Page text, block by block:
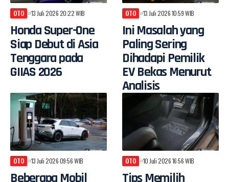
OTO 13 Juli 2026 20:22 WIB
Honda Super-One
Siap Debut di Asia
Tenggara pada
GIIAS 2026
OTO 13 Juli 2026 10:59 WIB
Ini Masalah yang
Paling Sering
Dihadapi Pemilik
EV Bekas Menurut
Analisis
OTO 13 Juli 2026 09:56 WIB
Beberapa Mobil
OTO 10 Juli 2026 16:56 WIB
Tips Memilih